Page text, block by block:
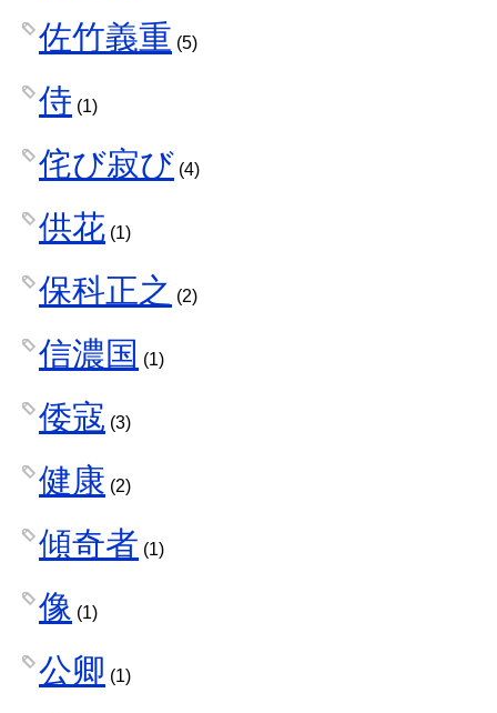
佐竹義重 (5)
侍 (1)
侘び寂び (4)
供花 (1)
保科正之 (2)
信濃国 (1)
倭寇 (3)
健康 (2)
傾奇者 (1)
像 (1)
公卿 (1)